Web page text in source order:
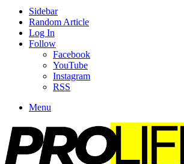
Sidebar
Random Article
Log In
Follow
Facebook
YouTube
Instagram
RSS
Menu